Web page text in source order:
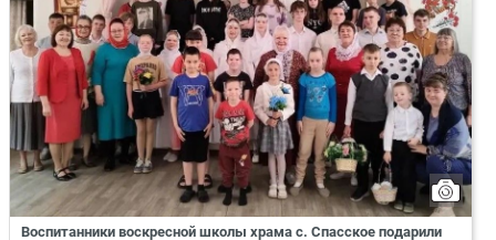
Воспитанники воскресной школы храма с. Спасское подарили